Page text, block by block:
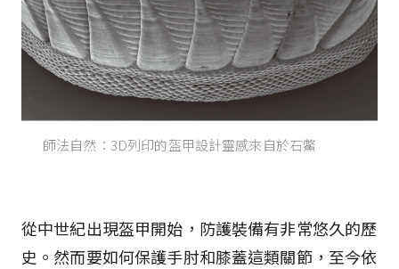
師法自然：3D列印的盔甲設計靈感來自於石鱉
從中世紀出現盔甲開始，防護裝備有非常悠久的歷
史。然而要如何保護手肘和膝蓋這類關節，至今依